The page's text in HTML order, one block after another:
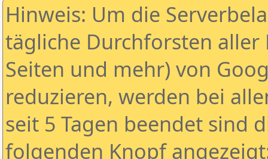
Hinweis: Um die
tägliche Durchforsten aller
Seiten und mehr) von
reduzieren, werden bei
seit 5 Tagen beendet sind
folgenden Knopf